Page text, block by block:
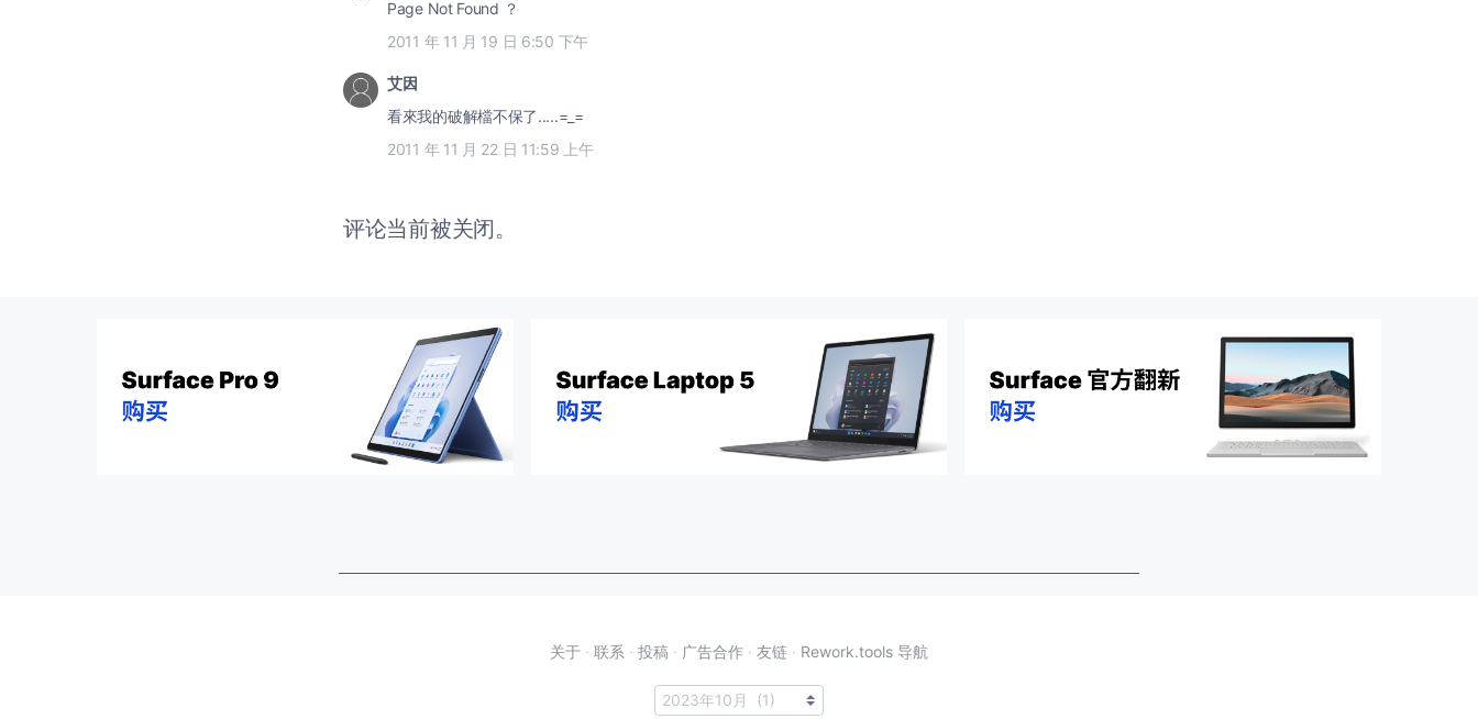
Page Not Found ？
2011 年 11 月 19 日 6:50 下午
艾因
看來我的破解檔不保了.....=_=
2011 年 11 月 22 日 11:59 上午
评论当前被关闭。
关于 · 联系 · 投稿 · 广告合作 · 友链 · Rework.tools 导航